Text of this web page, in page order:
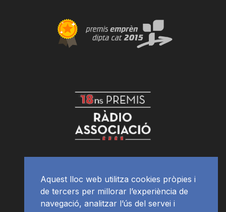
Aquest lloc web utilitza cookies pròpies i
de tercers per millorar l’experiència de
navegació, analitzar l’ús del servei i